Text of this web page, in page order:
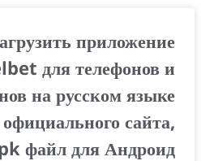
приложение
для телефонов и
на русском языке
сайта,
файл для Андроид.